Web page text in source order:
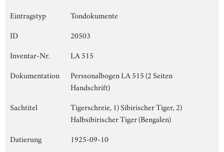
Eintragstyp
Tondokumente
ID
20503
Inventar-Nr.
LA 515
Dokumentation
Perssonalbogen LA 515 (2 Seiten
Handschrift)
Sachtitel
Tigerschreie, 1) Sibirischer Tiger, 2)
Halbsibirischer Tiger (Bengalen)
Datierung
1925-09-10